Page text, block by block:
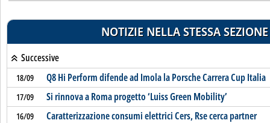
NOTIZIE NELLA STESSA SEZIONE
Successive
18/09 Q8 Hi Perform difende ad Imola la Porsche Carrera Cup Italia
17/09 Si rinnova a Roma progetto ‘Luiss Green Mobility’
16/09 Caratterizzazione consumi elettrici Cers, Rse cerca partner